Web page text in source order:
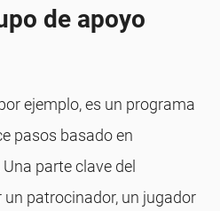
de apoyo
ejemplo, es un programa
pasos basado en
parte clave del
patrocinador, un jugador